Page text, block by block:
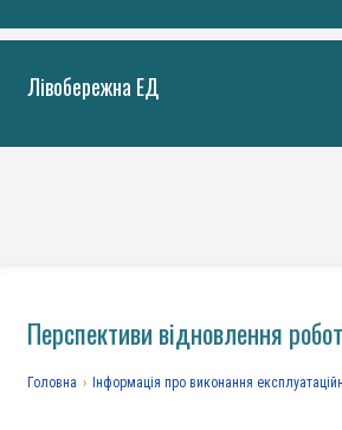
Лівобережна ЕД
Перспективи відновлення
Головна › Інформація про виконання